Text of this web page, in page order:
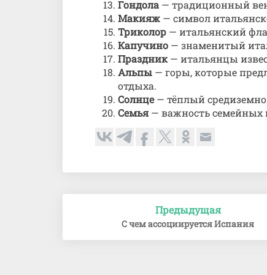
Гондола — традиционный
Макияж — символ
Триколор — итальянский
Капучино — знаменитый
Праздник — итальянцы
Альпы — горы, которые
отдыха.
Солнце— тёплый
Семья— важность семейных
записям
Предыдущая
С чем ассоциируется Испания